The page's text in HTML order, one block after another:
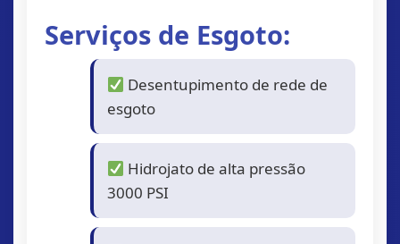
Serviços de Esgoto:
Desentupimento de rede de
esgoto
Hidrojato de alta pressão
3000 PSI